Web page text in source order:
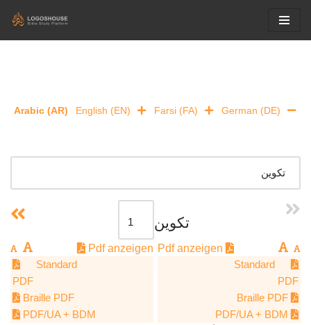
Arabic (AR) English (EN) Farsi (FA) German (DE)
تكوين
Standard
PDF
Pdf anzeigen
Standard
PDF
Braille PDF
PDF/UA + BDM